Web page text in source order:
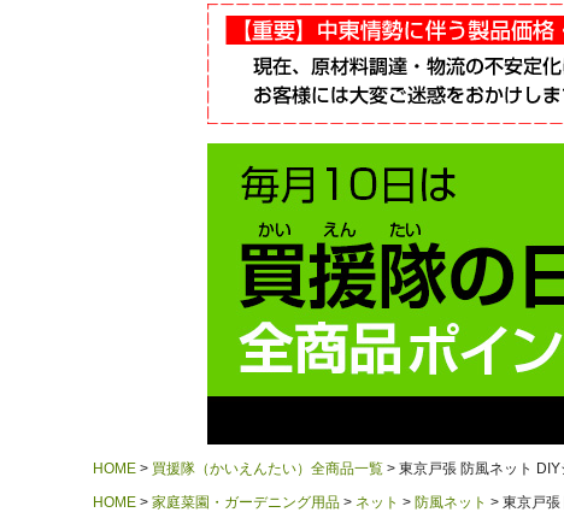
HOME 買援隊（かいえんたい）全商品一覧
東京戸張 防風ネット
HOME
家庭菜園・ガーデニング用品 ネット 防風ネット 東京戸張